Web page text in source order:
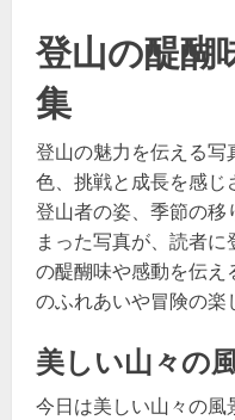
登山の醍醐
集
登山の魅力を伝える
色、挑戦と成長を感
登山者の姿、季節の
まった写真が、読者
の醍醐味や感動を伝え
のふれあいや冒険の楽
美しい山々の
今日は美しい山々の風